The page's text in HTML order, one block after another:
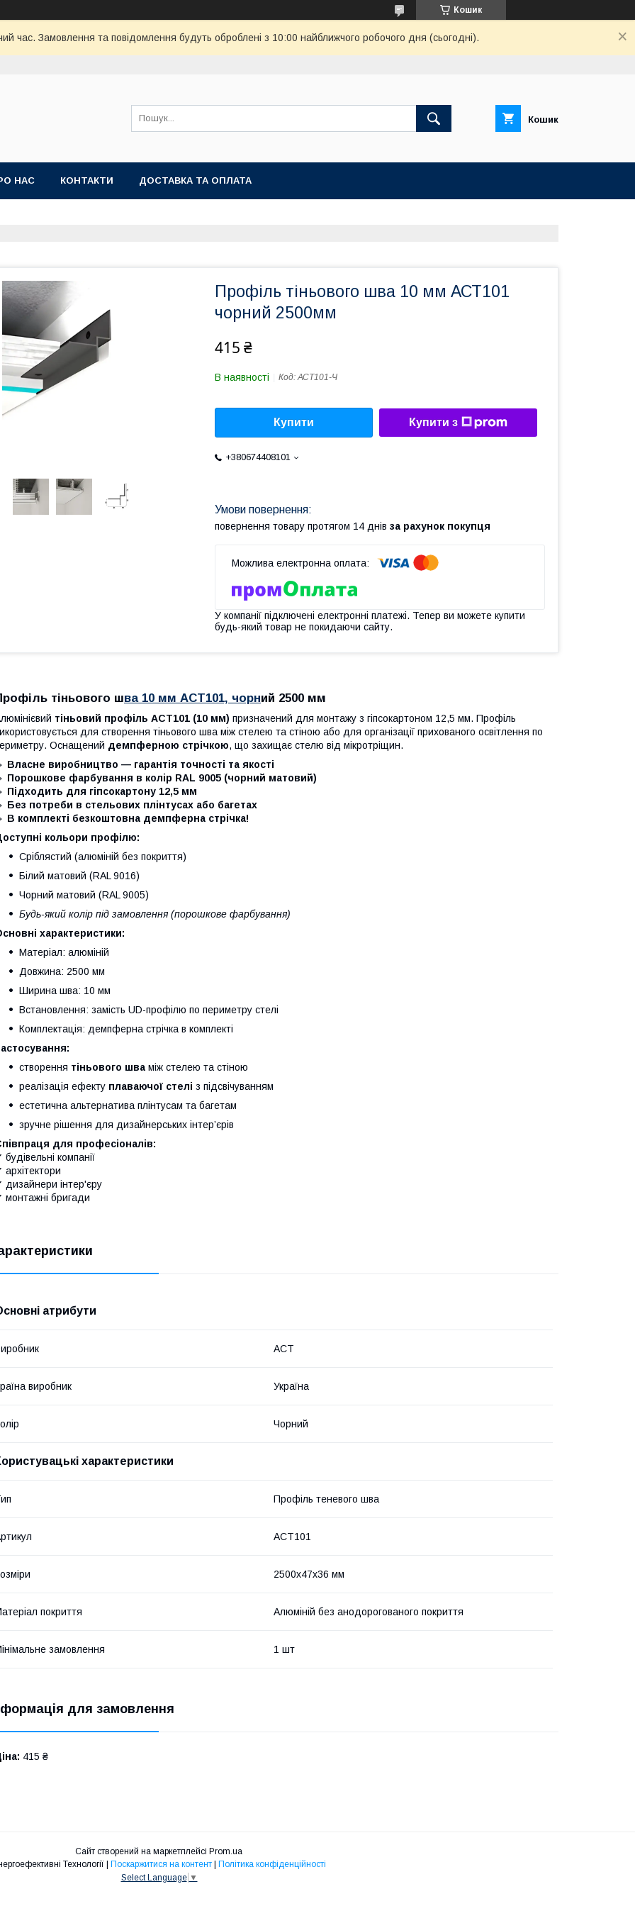
Кошик
час. Замовлення та повідомлення будуть оброблені з 10:00 найближчого робочого дня (сьогодні).
Кошик
НАС КОНТАКТИ ДОСТАВКА ТА ОПЛАТА
Профіль тіньового шва 10 мм АСТ101
чорний 2500мм
415 ₴
В наявності Код:АСТ101-Ч
Купити Купити з
+380674408101
повернення товару протягом 14 днів за рахунок покупця
У компанії підключені електронні платежі. Тепер ви можете купити
будь-який товар не покидаючи сайту.
тіньового шва 10 мм АСТ101, чорний 2500 мм
тіньовий профіль АСТ101 (10 мм) призначений для монтажу з гіпсокартоном 12,5 мм. Профіль
для створення тіньового шва між стелею та стіною або для організації прихованого освітлення по
Оснащений демпферною стрічкою, що захищає стелю від мікротріщин.
Власне виробництво — гарантія точності та якості
Порошкове фарбування в колір RAL 9005 (чорний матовий)
Підходить для гіпсокартону 12,5 мм
Без потреби в стельових плінтусах або багетах
В комплекті безкоштовна демпферна стрічка!
кольори профілю:
Сріблястий (алюміній без покриття)
Білий матовий (RAL 9016)
Чорний матовий (RAL 9005)
Будь-який колір під замовлення (порошкове фарбування)
характеристики:
Матеріал: алюміній
Довжина: 2500 мм
Ширина шва: 10 мм
Встановлення: замість UD-профілю по периметру стелі
Комплектація: демпферна стрічка в комплекті
створення тіньового шва між стелею та стіною
реалізація ефекту плаваючої стелі з підсвічуванням
естетична альтернатива плінтусам та багетам
зручне рішення для дизайнерських інтер’єрів
для професіоналів:
будівельні компанії
архітектори
дизайнери інтер'єру
монтажні бригади
атрибути
АСТ
виробник Україна
Чорний
характеристики
Профіль теневого шва
АСТ101
2500х47х36 мм
покриття Алюміній без анодорогованого покриття
замовлення 1 шт
для замовлення
415 ₴
Сайт створений на маркетплейсі Prom.ua
Енергоефективні Технології | Поскаржитися на контент | Політика конфіденційності
Select Language ▼